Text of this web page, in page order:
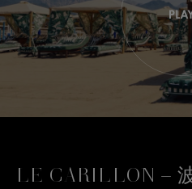
LE CARILLON –